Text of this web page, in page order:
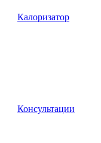
Калоризатор
Консультации